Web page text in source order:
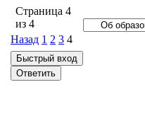
Страница 4
из 4
Назад 1 2 3 4